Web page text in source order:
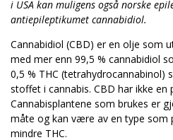
i USA kan muligens også norske
antiepileptikumet cannabidiol.
Cannabidiol (CBD) er en olje som
med mer enn 99,5 % cannabidiol
0,5 % THC (tetrahydrocannabinol)
stoffet i cannabis. CBD har ikke en
Cannabisplantene som brukes er
måte og kan være av en type som
mindre THC.